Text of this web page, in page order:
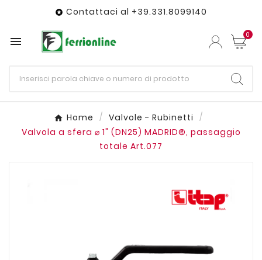
 Contattaci al +39.331.8099140
 0
Home
Valvole - Rubinetti
Valvola a sfera ⌀ 1" (DN25) MADRID®, passaggio
totale Art.077